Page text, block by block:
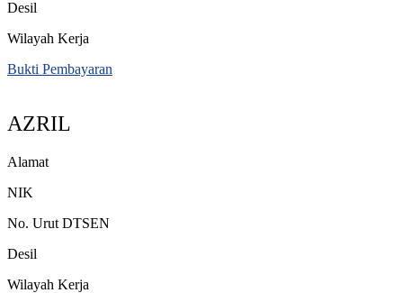
Desil
Wilayah Kerja
Bukti Pembayaran
AZRIL
Alamat
NIK
No. Urut DTSEN
Desil
Wilayah Kerja